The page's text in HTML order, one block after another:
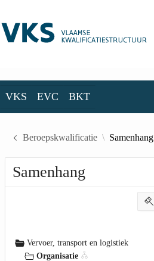
VKS EVC BKT
Beroepskwalificatie Samenhang
Samenhang
Vervoer, transport en logistiek
Organisatie